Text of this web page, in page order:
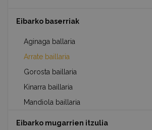
Eibarko baserriak
Aginaga ballaria
Arrate baillaria
Gorosta baillaria
Kinarra baillaria
Mandiola baillaria
Eibarko mugarrien itzulia